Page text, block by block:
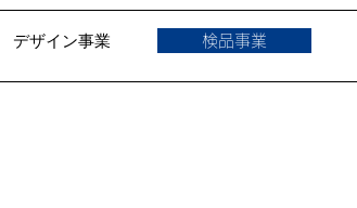
デザイン事業 検品事業